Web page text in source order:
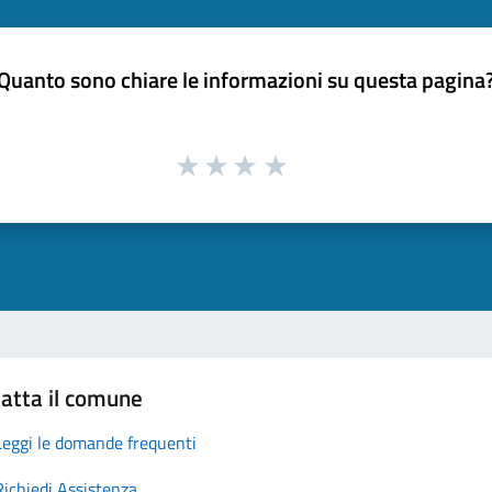
sono chiare le informazioni su questa
il comune
le domande frequenti